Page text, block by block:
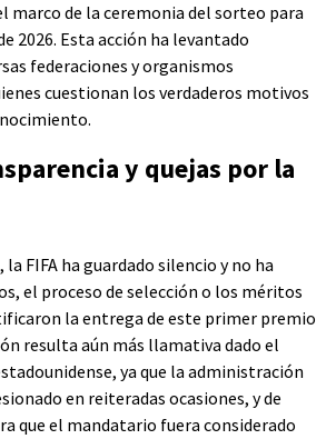
marco de la ceremonia del sorteo para
2026. Esta acción ha levantado
federaciones y organismos
cuestionan los verdaderos motivos
y quejas por la
FIFA ha guardado silencio y no ha
el proceso de selección o los méritos
la entrega de este primer premio
resulta aún más llamativa dado el
ya que la administración
en reiteradas ocasiones, y de
que el mandatario fuera considerado